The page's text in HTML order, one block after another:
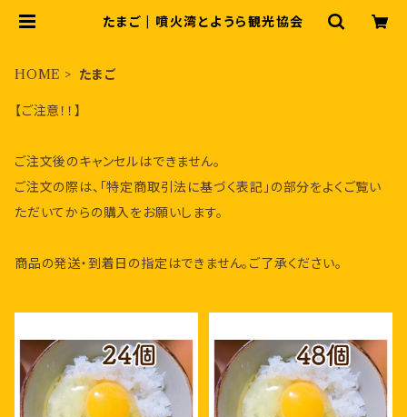
たまご | 噴火湾とようら観光協会
HOME たまご
【ご注意！！】
ご注文後のキャンセルはできません。
ご注文の際は、「特定商取引法に基づく表記」の部分をよくご覧い
ただいてからの購入をお願いします。
商品の発送・到着日の指定はできません。ご了承ください。